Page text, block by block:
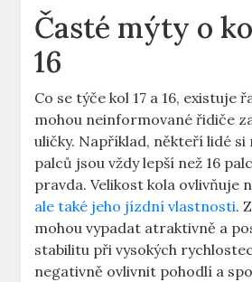
Časté mýty o
16
Co se ⁣týče kol‍ 17 a 16,​ existuje
mohou neinformované řidiče
uličky. Například, někteří lidé si
palců jsou vždy lepší než 16
pravda. Velikost kola ovlivňuje
ale také jeho jízdní vlastnosti.
mohou vypadat atraktivně a
stabilitu při vysokých
negativně‌ ovlivnit​ pohodlí a